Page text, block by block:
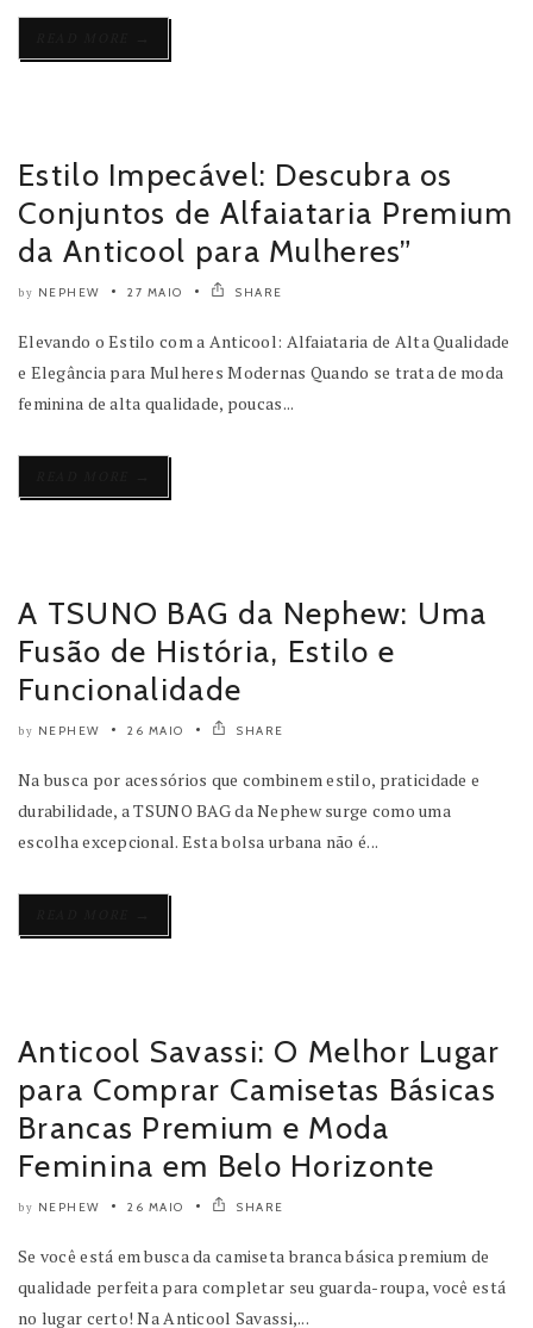
Estilo Impecável: Descubra os
Conjuntos de Alfaiataria Premium
da Anticool para Mulheres”
by NEPHEW 27 MAIO SHARE
Elevando o Estilo com a Anticool: Alfaiataria de Alta Qualidade
e Elegância para Mulheres Modernas Quando se trata de moda
feminina de alta qualidade, poucas...
A TSUNO BAG da Nephew: Uma
Fusão de História, Estilo e
Funcionalidade
by NEPHEW 26 MAIO SHARE
Na busca por acessórios que combinem estilo, praticidade e
durabilidade, a TSUNO BAG da Nephew surge como uma
escolha excepcional. Esta bolsa urbana não é...
Anticool Savassi: O Melhor Lugar
para Comprar Camisetas Básicas
Brancas Premium e Moda
Feminina em Belo Horizonte
by NEPHEW 26 MAIO SHARE
Se você está em busca da camiseta branca básica premium de
qualidade perfeita para completar seu guarda-roupa, você está
no lugar certo! Na Anticool Savassi,...